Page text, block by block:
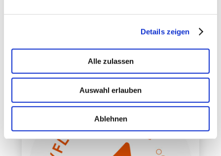
Details zeigen
Alle zulassen
Auswahl erlauben
Ablehnen
Softwarearchitektur